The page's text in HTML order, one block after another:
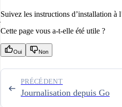
Suivez les instructions d’installation à
Cette page vous a-t-elle été utile ?
Oui Non
Journalisation depuis Go
PRÉCÉDENT